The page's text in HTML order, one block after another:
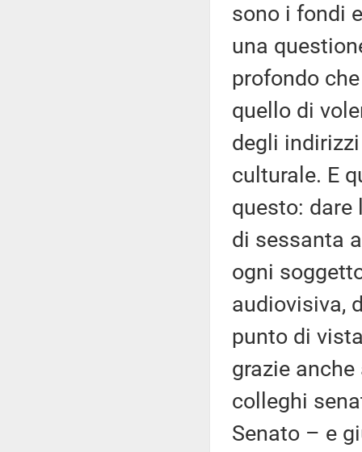
sono i fondi
una
profondo
quello di
degli
culturale. E
questo: dare
di sessanta
ogni
audiovisiva,
punto di
grazie
colleghi
Senato – e